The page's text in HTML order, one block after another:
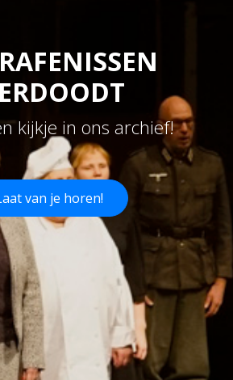
kijkje in ons archief!
van je horen!